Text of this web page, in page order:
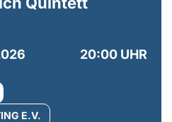
20:00 UHR
E.V.